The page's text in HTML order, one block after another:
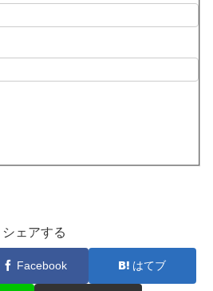
シェアする
Facebook はてブ